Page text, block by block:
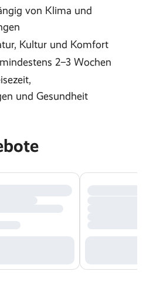
von Klima und
Kultur und Komfort
2–3 Wochen
und Gesundheit